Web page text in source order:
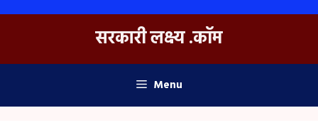
Skip
सरकारी लक्ष्य .कॉम
Menu